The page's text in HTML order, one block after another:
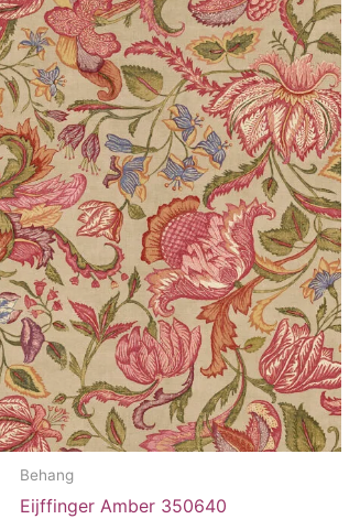
Behang
Eijffinger Amber 350640